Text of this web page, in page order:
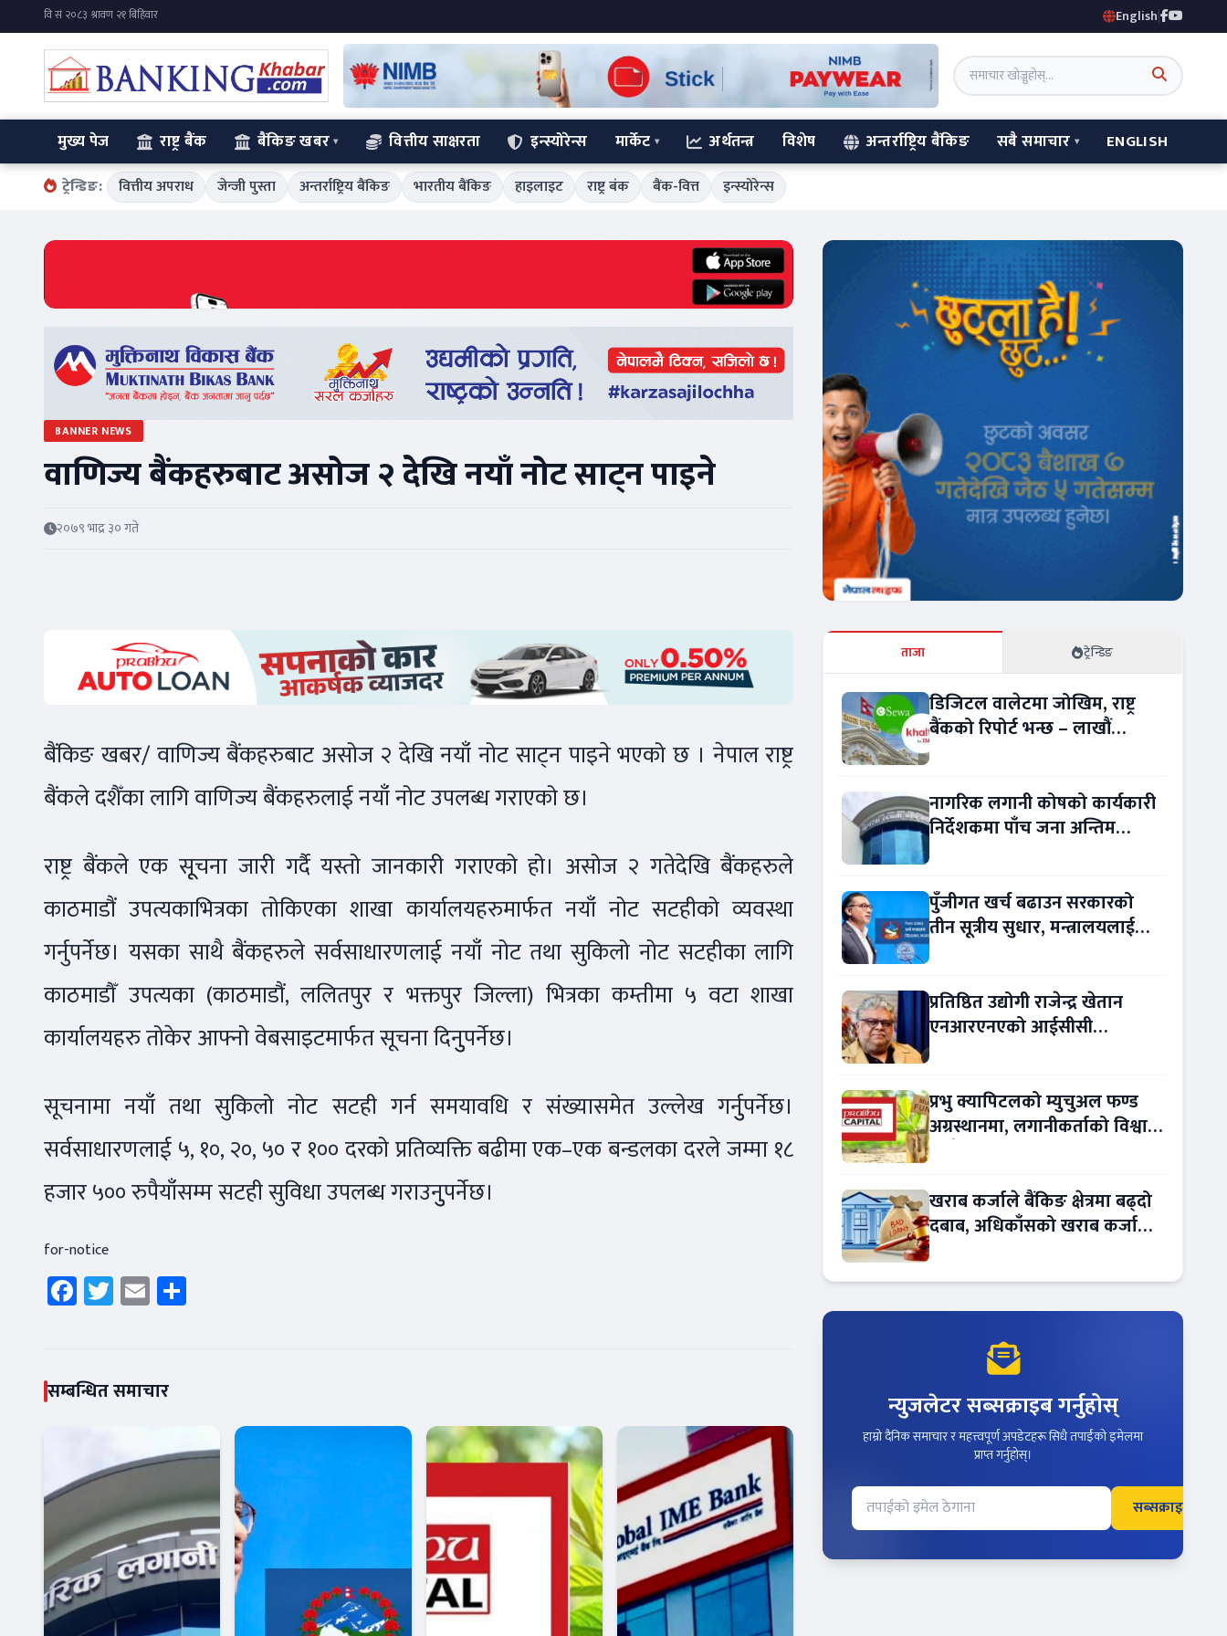
English|
मुख्य पेज राष्ट्र बैंक बैंकिङ खबर वित्तीय साक्षरता इन्स्योरेन्स मार्केट अर्थतन्त्र विशेष अन्तर्राष्ट्रिय बैंकिङ सबै समाचार ENGLISH
ट्रेन्डिङ: वित्तीय अपराध जेन्जी पुस्ता अन्तर्राष्ट्रिय बैंकिङ भारतीय बैंकिङ हाइलाइट राष्ट्र बंक बैंक-वित्त इन्स्योरेन्स
BANNER NEWS
वाणिज्य बैंकहरुबाट असोज २ देखि नयाँ नोट साट्न पाइने
२०७९ भाद्र ३० गते
बैंकिङ खबर/ वाणिज्य बैंकहरुबाट असोज २ देखि नयाँ नोट साट्न पाइने भएको छ । नेपाल राष्ट्र
बैंकले दशैँका लागि वाणिज्य बैंकहरुलाई नयाँ नोट उपलब्ध गराएको छ।
राष्ट्र बैंकले एक सूूचना जारी गर्दै यस्तो जानकारी गराएको हो। असोज २ गतेदेखि बैंकहरुले
काठमाडौं उपत्यकाभित्रका तोकिएका शाखा कार्यालयहरुमार्फत नयाँ नोट सटहीको व्यवस्था
गर्नुपर्नेछ। यसका साथै बैंकहरुले सर्वसाधारणलाई नयाँ नोट तथा सुकिलो नोट सटहीका लागि
काठमाडौँ उपत्यका (काठमाडौं, ललितपुर र भक्तपुर जिल्ला) भित्रका कम्तीमा ५ वटा शाखा
कार्यालयहरु तोकेर आफ्नो वेबसाइटमार्फत सूचना दिनुुपर्नेछ।
सूचनामा नयाँ तथा सुकिलो नोट सटही गर्न समयावधि र संख्यासमेत उल्लेख गर्नुुपर्नेछ।
सर्वसाधारणलाई ५, १०, २०, ५० र १०० दरको प्रतिव्यक्ति बढीमा एक–एक बन्डलका दरले जम्मा १८
हजार ५०० रुपैयाँसम्म सटही सुविधा उपलब्ध गराउनुुपर्नेछ।
for-notice
Facebook
Twitter
Email
सम्बन्धित समाचार
ताजा ट्रेन्डिङ
डिजिटल वालेटमा जोखिम, राष्ट्र
बैंकको रिपोर्ट भन्छ – लाखौं
नागरिक लगानी कोषको कार्यकारी
निर्देशकमा पाँच जना अन्तिम
पुँजीगत खर्च बढाउन सरकारको
तीन सूत्रीय सुधार, मन्त्रालयलाई
प्रतिष्ठित उद्योगी राजेन्द्र खेतान
एनआरएनएको आईसीसी
प्रभु क्यापिटलको म्युचुअल फण्ड
अग्रस्थानमा, लगानीकर्ताको विश्वास
खराब कर्जाले बैंकिङ क्षेत्रमा बढ्दो
दबाब, अधिकाँसको खराब कर्जा
न्युजलेटर सब्सक्राइब गर्नुहोस्
हाम्रो दैनिक समाचार र महत्त्वपूर्ण अपडेटहरू सिधै तपाईंको इमेलमा
प्राप्त गर्नुहोस्।
सब्सक्राइब